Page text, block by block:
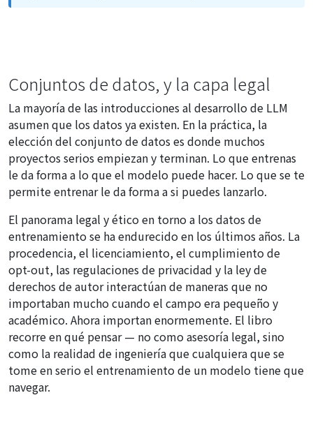
Conjuntos de datos, y la capa legal
La mayoría de las introducciones al desarrollo de LLM
asumen que los datos ya existen. En la práctica, la
elección del conjunto de datos es donde muchos
proyectos serios empiezan y terminan. Lo que entrenas
le da forma a lo que el modelo puede hacer. Lo que se te
permite entrenar le da forma a si puedes lanzarlo.
El panorama legal y ético en torno a los datos de
entrenamiento se ha endurecido en los últimos años. La
procedencia, el licenciamiento, el cumplimiento de
opt-out, las regulaciones de privacidad y la ley de
derechos de autor interactúan de maneras que no
importaban mucho cuando el campo era pequeño y
académico. Ahora importan enormemente. El libro
recorre en qué pensar — no como asesoría legal, sino
como la realidad de ingeniería que cualquiera que se
tome en serio el entrenamiento de un modelo tiene que
navegar.